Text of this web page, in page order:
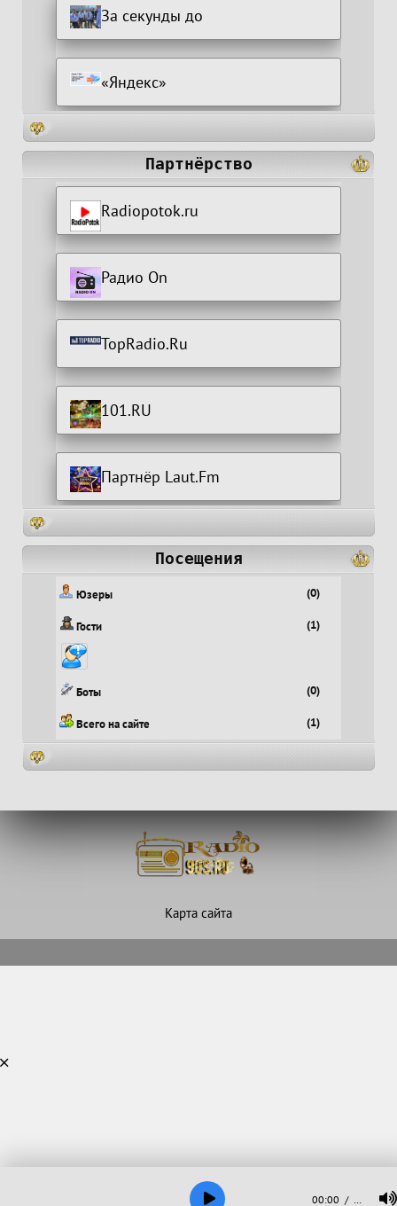
За секунды до
«Яндекс»
Партнёрство
Radiopotok.ru
Радио On
TopRadio.Ru
101.RU
Партнёр Laut.Fm
Посещения
Юзеры (0)
Гости (1)
Боты (0)
Всего на сайте (1)
Карта сайта
00:00